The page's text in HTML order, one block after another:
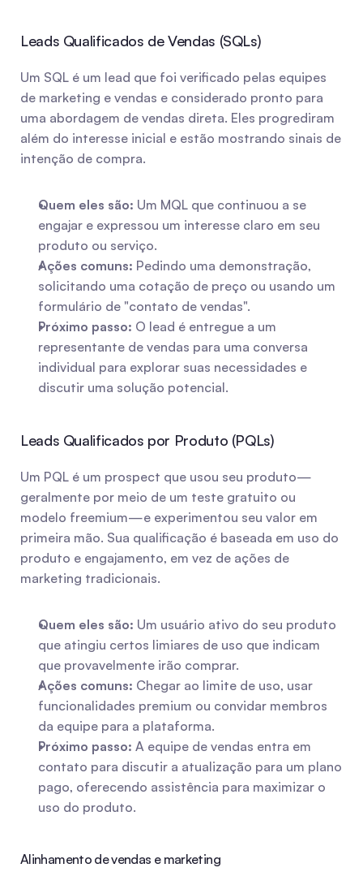
Leads Qualificados de Vendas (SQLs)
Um SQL é um lead que foi verificado pelas equipes
de marketing e vendas e considerado pronto para
uma abordagem de vendas direta. Eles progrediram
além do interesse inicial e estão mostrando sinais de
intenção de compra.
Quem eles são: Um MQL que continuou a se
engajar e expressou um interesse claro em seu
produto ou serviço.
Ações comuns: Pedindo uma demonstração,
solicitando uma cotação de preço ou usando um
formulário de "contato de vendas".
Próximo passo: O lead é entregue a um
representante de vendas para uma conversa
individual para explorar suas necessidades e
discutir uma solução potencial.
Leads Qualificados por Produto (PQLs)
Um PQL é um prospect que usou seu produto—
geralmente por meio de um teste gratuito ou
modelo freemium—e experimentou seu valor em
primeira mão. Sua qualificação é baseada em uso do
produto e engajamento, em vez de ações de
marketing tradicionais.
Quem eles são: Um usuário ativo do seu produto
que atingiu certos limiares de uso que indicam
que provavelmente irão comprar.
Ações comuns: Chegar ao limite de uso, usar
funcionalidades premium ou convidar membros
da equipe para a plataforma.
Próximo passo: A equipe de vendas entra em
contato para discutir a atualização para um plano
pago, oferecendo assistência para maximizar o
uso do produto.
Alinhamento de vendas e marketing